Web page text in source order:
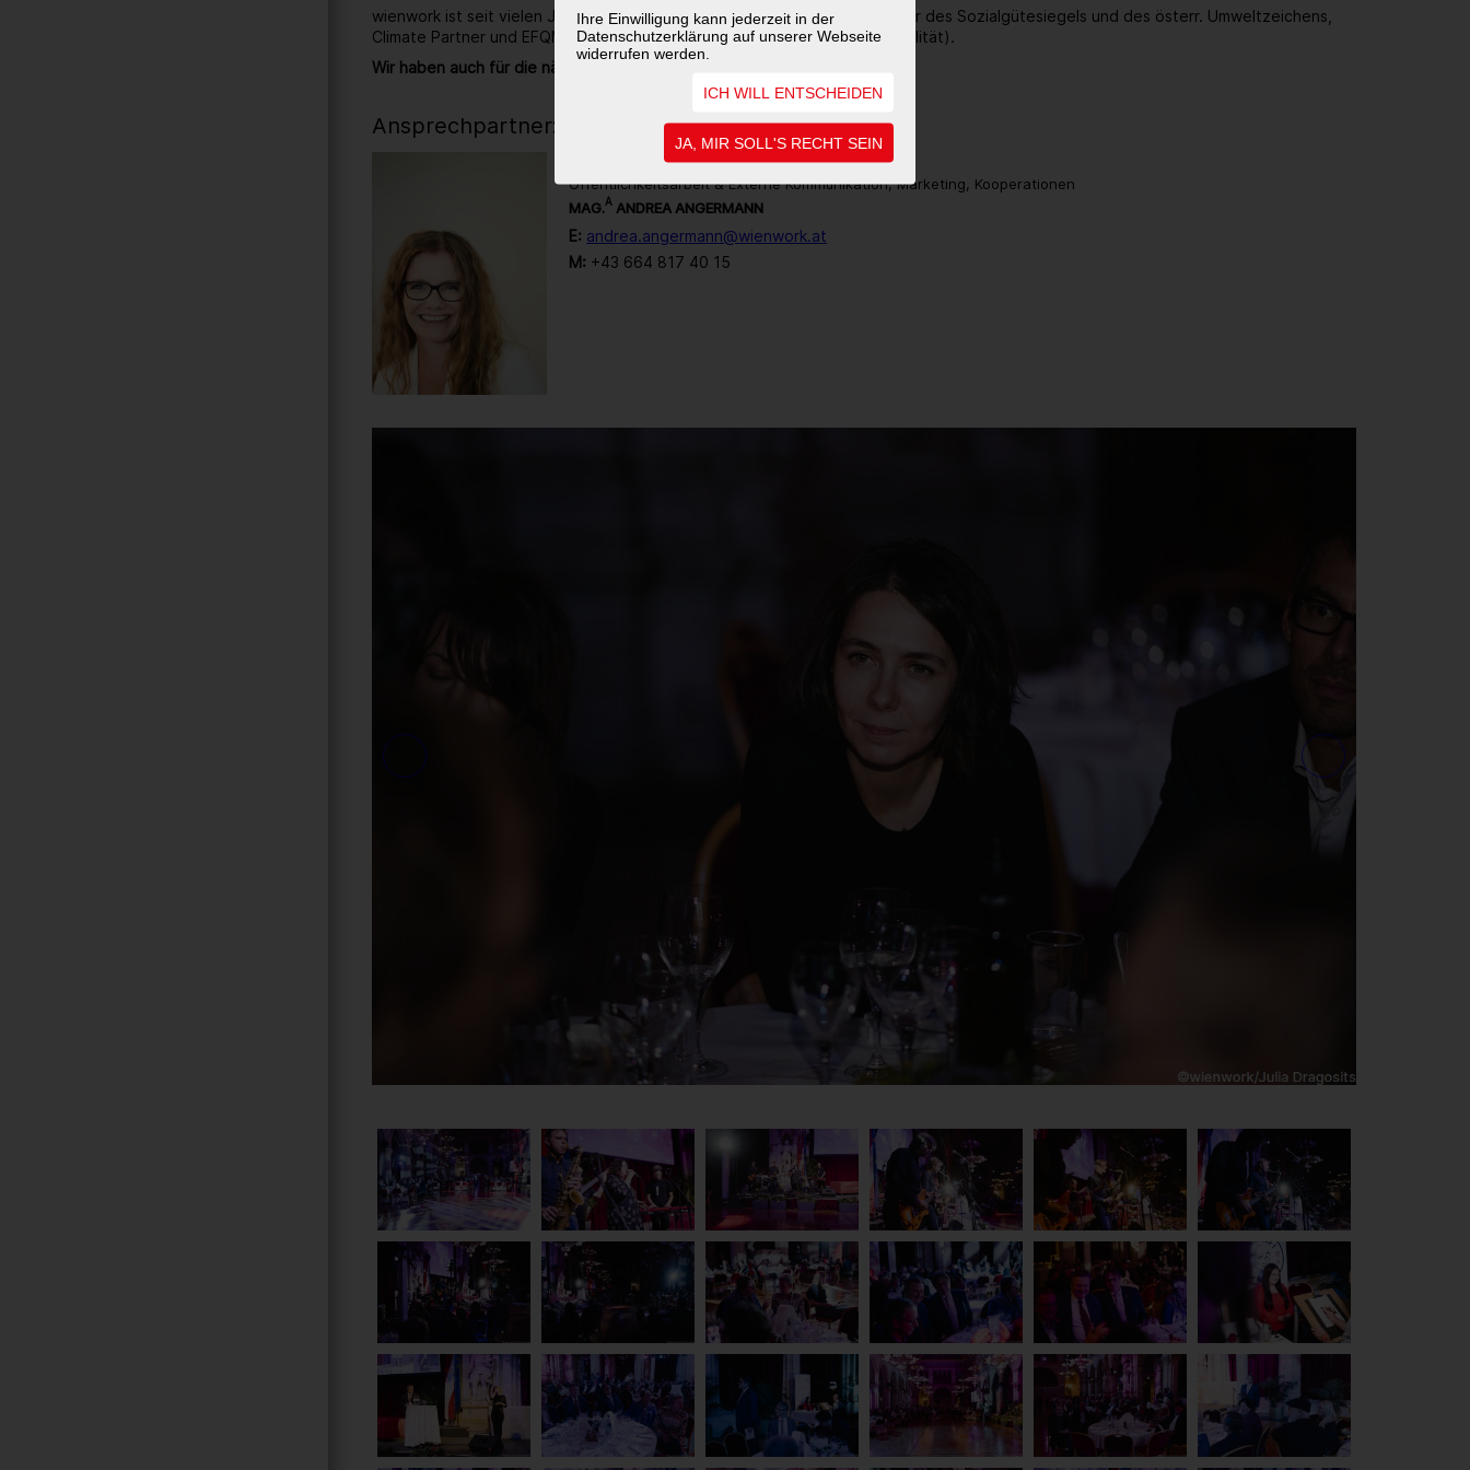
Ihre Einwilligung kann jederzeit in der
Datenschutzerklärung auf unserer Webseite
widerrufen werden.
ICH WILL ENTSCHEIDEN
JA, MIR SOLL'S RECHT SEIN
wienwork ist seit vielen Jahren ausgezeichneter Ökoprofit-Betrieb, Träger des Sozialgütesiegels und des österr. Umweltzeichens,
Climate Partner und EFQM zertifiziert (Gütezeichen für Unternehmensqualität).
Wir haben auch für die nächsten 40 Jahre noch sehr viel vor.
Ansprechpartner:in
Öffentlichkeitsarbeit & Externe Kommunikation, Marketing, Kooperationen
MAG.A ANDREA ANGERMANN
E: andrea.angermann@wienwork.at
M: +43 664 817 40 15